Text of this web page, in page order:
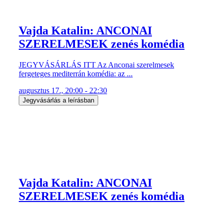
Vajda Katalin: ANCONAI
SZERELMESEK zenés komédia
JEGYVÁSÁRLÁS ITT Az Anconai szerelmesek
fergeteges mediterrán komédia: az ...
augusztus 17., 20:00 - 22:30
Jegyvásárlás a leírásban
Vajda Katalin: ANCONAI
SZERELMESEK zenés komédia